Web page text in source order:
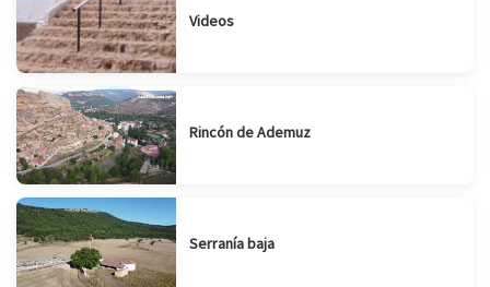
Videos
Rincón de Ademuz
Serranía baja